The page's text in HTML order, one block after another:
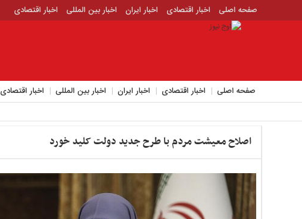
صفحه اصلی اخبار اقتصادی اخبار ایران اخبار بین المللی
اخبار اقتصادی
اخبار جدید
اخبار حوادث
صفحه اصلی اخبار اقتصادی اخبار ایران اخبار بین المللی اخبار اقتصادی
صفحه
اقتصادی
اصلاح معیشت مردم با طرح جدید دولت کلید خورد